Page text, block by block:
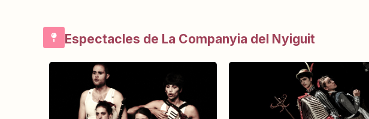
Espectacles de La Companyia del Nyiguit